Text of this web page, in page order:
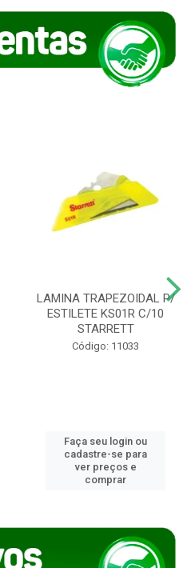
LAMINA TRAPEZOIDAL P/
ESTILETE KS01R C/10
STARRETT
Código: 11033
Faça seu login ou
cadastre-se para
ver preços e
comprar